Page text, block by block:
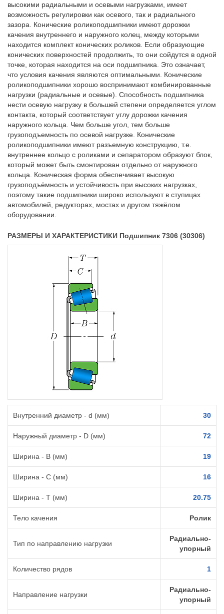
высокими радиальными и осевыми нагрузками, имеет
возможность регулировки как осевого, так и радиального
зазора. Конические роликоподшипники имеют дорожки
качения внутреннего и наружного колец, между которыми
находится комплект конических роликов. Если образующие
конических поверхностей продолжить, то они сойдутся в одной
точке, которая находится на оси подшипника. Это означает,
что условия качения являются оптимальными. Конические
роликоподшипники хорошо воспринимают комбинированные
нагрузки (радиальные и осевые). Способность подшипника
нести осевую нагрузку в большей степени определяется углом
контакта, который соответствует углу дорожки качения
наружного кольца. Чем больше угол, тем больше
грузоподъемность по осевой нагрузке. Конические
роликоподшипники имеют разъемную конструкцию, т.е.
внутреннее кольцо с роликами и сепаратором образуют блок,
который может быть смонтирован отдельно от наружного
кольца. Коническая форма обеспечивает высокую
грузоподъёмность и устойчивость при высоких нагрузках,
поэтому такие подшипники широко используют в ступицах
автомобилей, редукторах, мостах и другом тяжёлом
оборудовании.
РАЗМЕРЫ И ХАРАКТЕРИСТИКИ Подшипник 7306 (30306)
Внутренний диаметр - d (мм) 30
Наружный диаметр - D (мм) 72
Ширина - B (мм) 19
Ширина - C (мм) 16
Ширина - T (мм) 20.75
Тело качения Ролик
Тип по направлению нагрузки
Радиально-
упорный
Количество рядов 1
Направление нагрузки
Радиально-
упорный